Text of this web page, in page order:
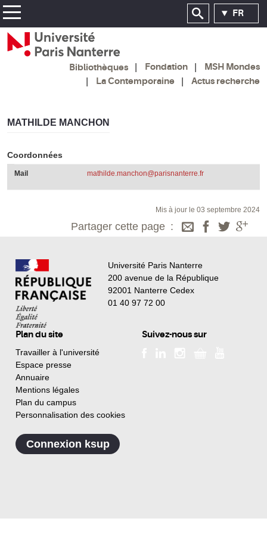
FR
Bibliothèques Fondation
MSH Mondes
La Contemporaine
Actus recherche
MATHILDE MANCHON
Coordonnées
Mail mathilde.manchon@parisnanterre.fr
Mis à jour le 03 septembre 2024
Partager cette page
Université Paris Nanterre
200 avenue de la République
92001 Nanterre Cedex
01 40 97 72 00
Plan du site
Travailler à l'université
Espace presse
Annuaire
Mentions légales
Plan du campus
Personnalisation des cookies
Suivez-nous sur
Connexion ksup